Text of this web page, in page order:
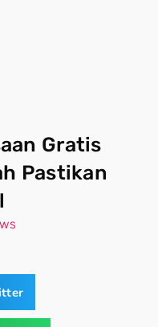
Gratis
Pastikan